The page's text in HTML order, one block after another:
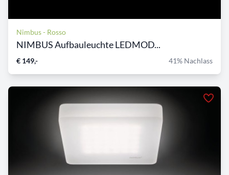
Nimbus - Rosso
NIMBUS Aufbauleuchte LEDMOD...
€ 149,- 41% Nachlass